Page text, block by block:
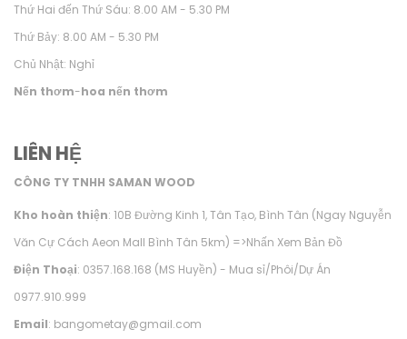
Thứ Hai đến Thứ Sáu: 8.00 AM - 5.30 PM
Thứ Bảy: 8.00 AM - 5.30 PM
Chủ Nhật: Nghỉ
Nến thơm-hoa nến thơm
LIÊN HỆ
CÔNG TY TNHH SAMAN WOOD
Kho hoàn thiện: 10B Đường Kinh 1, Tân Tạo, Bình Tân (Ngay Nguyễn
Văn Cự Cách Aeon Mall Bình Tân 5km) =>Nhấn Xem Bản Đồ
Điện Thoại: 0357.168.168 (MS Huyền) - Mua sỉ/Phôi/Dự Án
0977.910.999
Email: bangometay@gmail.com